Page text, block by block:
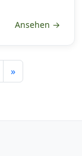
Ansehen →
»